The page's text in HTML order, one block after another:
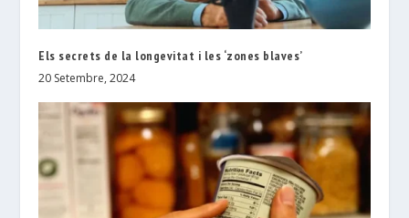
Els secrets de la longevitat i les ‘zones blaves’
20 Setembre, 2024